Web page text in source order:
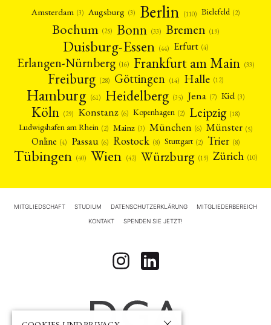
Amsterdam (3) Augsburg (3) Berlin (110) Bielefeld (2)
Bochum (25) Bonn (33) Bremen (19)
Duisburg-Essen (44) Erfurt (4)
Erlangen-Nürnberg (16) Frankfurt am Main (33)
Freiburg (28) Göttingen (14) Halle (12)
Hamburg (61) Heidelberg (35) Jena (7) Kiel (3)
Köln (29) Konstanz (6) Kopenhagen (2) Leipzig (18)
Ludwigshafen am Rhein (2) Mainz (3) München (6) Münster (5)
Online (4) Passau (6) Rostock (8) Stuttgart (2) Trier (8)
Tübingen (40) Wien (42) Würzburg (19) Zürich (10)
MITGLIEDSCHAFT STUDIUM DATENSCHUTZERKLÄRUNG MITGLIEDERBEREICH
KONTAKT SPENDEN SIE JETZT!